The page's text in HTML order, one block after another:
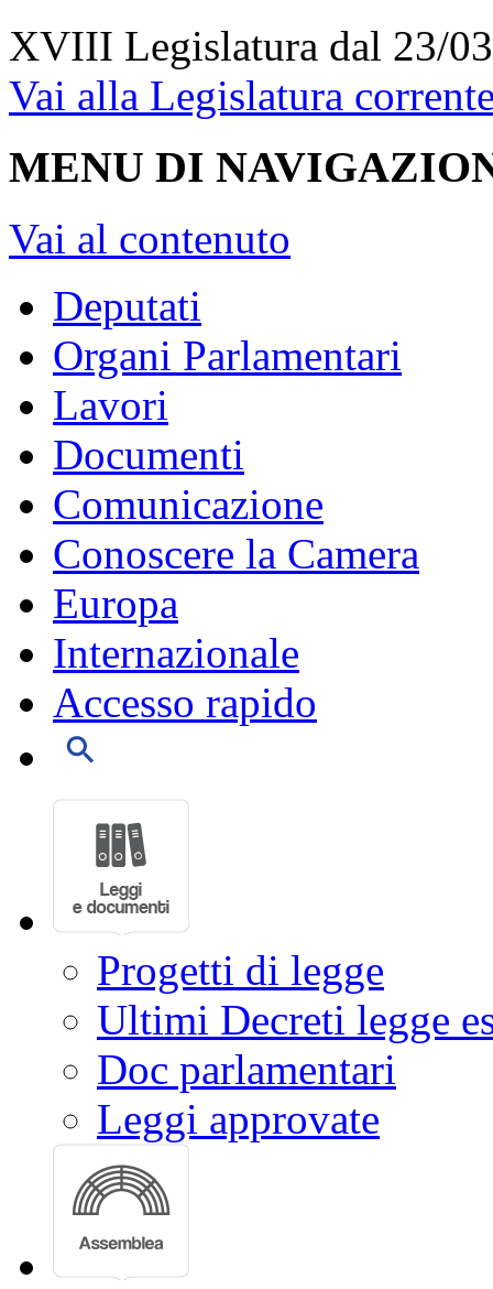
XVIII Legislatura dal 23/
Vai alla Legislatura
MENU DI
Vai al contenuto
Deputati
Organi Parlamentari
Lavori
Documenti
Comunicazione
Conoscere la Camera
Europa
Internazionale
Accesso rapido
Progetti di legge
Ultimi Decreti legge
Doc parlamentari
Leggi approvate